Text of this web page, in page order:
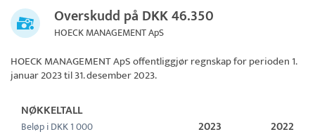
Overskudd på DKK 46.350
HOECK MANAGEMENT ApS
HOECK MANAGEMENT ApSoffentliggjør regnskap for perioden 1.
januar 2023 til 31. desember 2023.
NØKKELTALL
Beløp i DKK 1 000 2023 2022